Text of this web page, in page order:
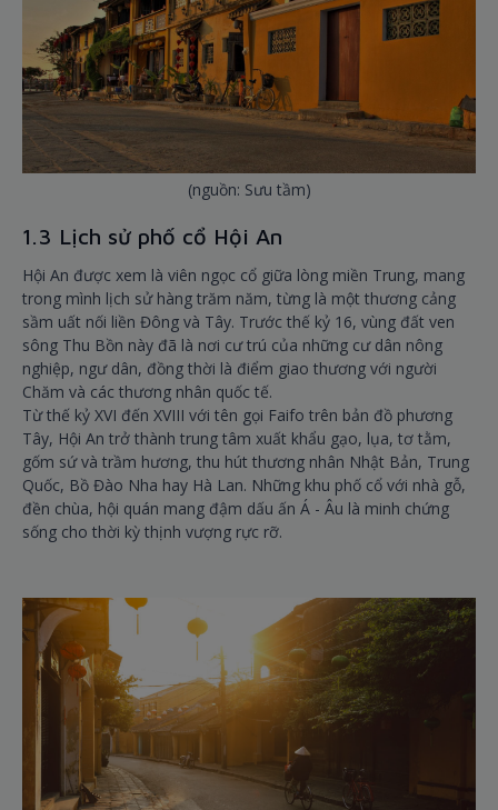
(nguồn: Sưu tầm)
1.3 Lịch sử phố cổ Hội An
Hội An được xem là viên ngọc cổ giữa lòng miền Trung, mang
trong mình lịch sử hàng trăm năm, từng là một thương cảng
sầm uất nối liền Đông và Tây. Trước thế kỷ 16, vùng đất ven
sông Thu Bồn này đã là nơi cư trú của những cư dân nông
nghiệp, ngư dân, đồng thời là điểm giao thương với người
Chăm và các thương nhân quốc tế.
Từ thế kỷ XVI đến XVIII với tên gọi Faifo trên bản đồ phương
Tây, Hội An trở thành trung tâm xuất khẩu gạo, lụa, tơ tằm,
gốm sứ và trầm hương, thu hút thương nhân Nhật Bản, Trung
Quốc, Bồ Đào Nha hay Hà Lan. Những khu phố cổ với nhà gỗ,
đền chùa, hội quán mang đậm dấu ấn Á - Âu là minh chứng
sống cho thời kỳ thịnh vượng rực rỡ.